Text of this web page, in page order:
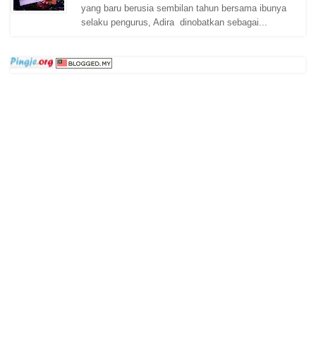
yang baru berusia sembilan tahun bersama ibunya
selaku pengurus, Adira dinobatkan sebagai...